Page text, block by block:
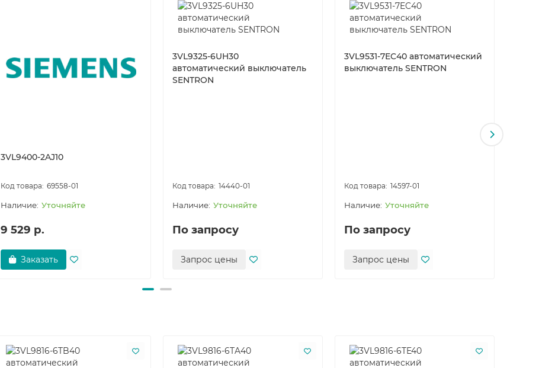
3VL9400-2AJ10
69558-01
Уточняйте
9 529 р.
Заказать
3VL9325-6UH30
автоматический выключатель
SENTRON
14440-01
Уточняйте
По запросу
Запрос цены
3VL9531-7EC40 автоматический
выключатель SENTRON
14597-01
Уточняйте
По запросу
Запрос цены